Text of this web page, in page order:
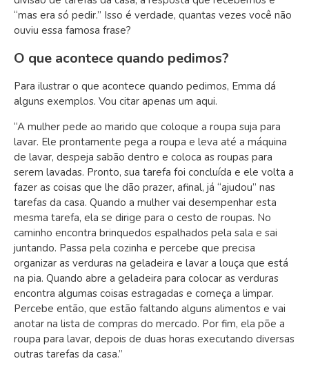
“mas era só pedir.” Isso é verdade, quantas vezes você não
ouviu essa famosa frase?
O que acontece quando pedimos?
Para ilustrar o que acontece quando pedimos, Emma dá
alguns exemplos. Vou citar apenas um aqui.
“A mulher pede ao marido que coloque a roupa suja para
lavar. Ele prontamente pega a roupa e leva até a máquina
de lavar, despeja sabão dentro e coloca as roupas para
serem lavadas. Pronto, sua tarefa foi concluída e ele volta a
fazer as coisas que lhe dão prazer, afinal, já “ajudou” nas
tarefas da casa. Quando a mulher vai desempenhar esta
mesma tarefa, ela se dirige para o cesto de roupas. No
caminho encontra brinquedos espalhados pela sala e sai
juntando. Passa pela cozinha e percebe que precisa
organizar as verduras na geladeira e lavar a louça que está
na pia. Quando abre a geladeira para colocar as verduras
encontra algumas coisas estragadas e começa a limpar.
Percebe então, que estão faltando alguns alimentos e vai
anotar na lista de compras do mercado. Por fim, ela põe a
roupa para lavar, depois de duas horas executando diversas
outras tarefas da casa.”